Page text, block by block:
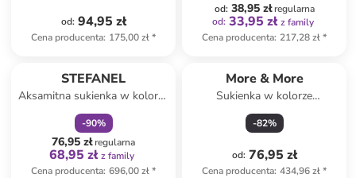
od: 94,95 zł
Cena producenta: 175,00 zł*
od: 38,95 złregularna
od: 33,95 zł z family
Cena producenta: 217,28 zł*
STEFANEL
Aksamitna sukienka w kolorze
antracytowym
-90%
76,95 złregularna
68,95 zł z family
Cena producenta: 696,00 zł*
More & More
Sukienka w kolorze
jasnoróżowo-białym
-82%
od: 76,95 zł
Cena producenta: 434,96 zł*